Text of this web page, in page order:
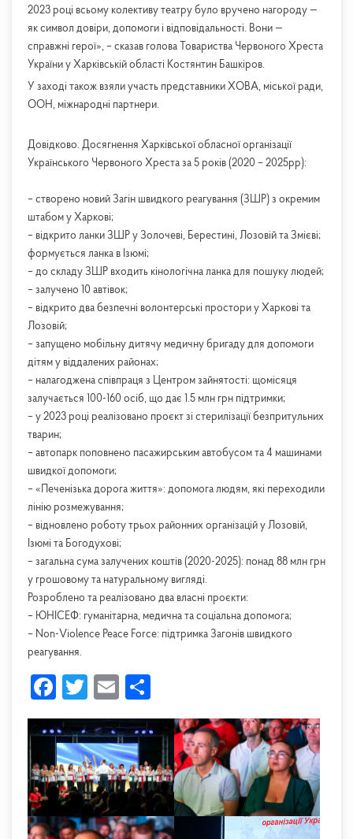
2023 році всьому колективу театру було вручено нагороду —
як символ довіри, допомоги і відповідальності. Вони —
справжні герої», – сказав голова Товариства Червоного Хреста
України у Харківській області Костянтин Башкіров.
У заході також взяли участь представники ХОВА, міської ради,
ООН, міжнародні партнери.
Довідково. Досягнення Харківської обласної організації
Українського Червоного Хреста за 5 років (2020 – 2025рр):
– створено новий Загін швидкого реагування (ЗШР) з окремим
штабом у Харкові;
– відкрито ланки ЗШР у Золочеві, Берестині, Лозовій та Змієві;
формується ланка в Ізюмі;
– до складу ЗШР входить кінологічна ланка для пошуку людей;
– залучено 10 автівок;
– відкрито два безпечні волонтерські простори у Харкові та
Лозовій;
– запущено мобільну дитячу медичну бригаду для допомоги
дітям у віддалених районах;
– налагоджена співпраця з Центром зайнятості: щомісяця
залучається 100-160 осіб, що дає 1.5 млн грн підтримки;
– у 2023 році реалізовано проєкт зі стерилізації безпритульних
тварин;
– автопарк поповнено пасажирським автобусом та 4 машинами
швидкої допомоги;
– «Печенізька дорога життя»: допомога людям, які переходили
лінію розмежування;
– відновлено роботу трьох районних організацій у Лозовій,
Ізюмі та Богодухові;
– загальна сума залучених коштів (2020-2025): понад 88 млн грн
у грошовому та натуральному вигляді.
Розроблено та реалізовано два власні проєкти:
– ЮНІСЕФ: гуманітарна, медична та соціальна допомога;
– Non-Violence Peace Force: підтримка Загонів швидкого
реагування.
Facebook
Twitter
Email